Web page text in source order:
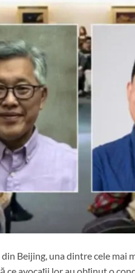
Beijing, una dintre cele mai
ce avocații lor au obținut o